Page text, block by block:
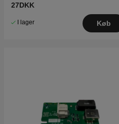
27DKK
I lager Køb